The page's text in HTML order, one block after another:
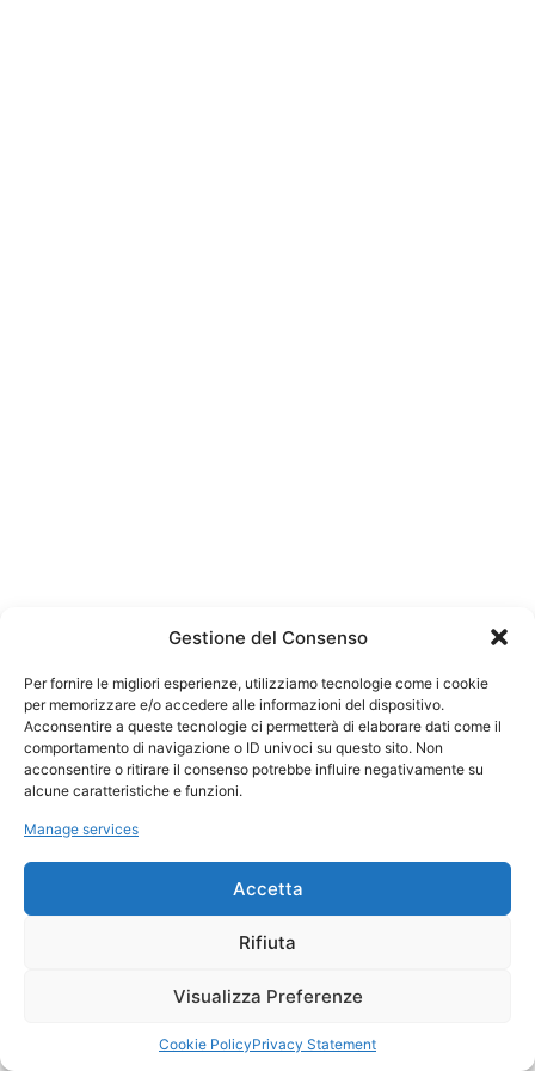
Gestione del Consenso
Per fornire le migliori esperienze, utilizziamo tecnologie come i cookie
per memorizzare e/o accedere alle informazioni del dispositivo.
Acconsentire a queste tecnologie ci permetterà di elaborare dati come il
comportamento di navigazione o ID univoci su questo sito. Non
acconsentire o ritirare il consenso potrebbe influire negativamente su
alcune caratteristiche e funzioni.
Manage services
Accetta
Rifiuta
Visualizza Preferenze
Cookie PolicyPrivacy Statement